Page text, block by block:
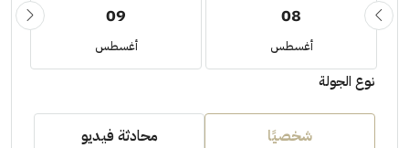
08
أغسطس
09
أغسطس
نوع الجولة
شخصيًا محادثة فيديو